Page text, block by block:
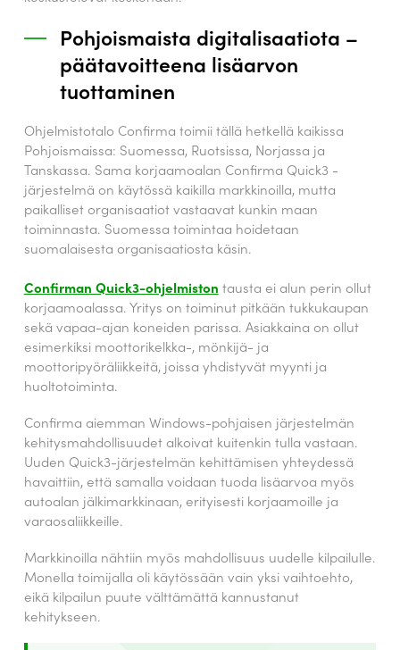
Pohjoismaista digitalisaatiota –
päätavoitteena lisäarvon
tuottaminen
Ohjelmistotalo Confirma toimii tällä hetkellä kaikissa
Pohjoismaissa: Suomessa, Ruotsissa, Norjassa ja
Tanskassa. Sama korjaamoalan Confirma Quick3 -
järjestelmä on käytössä kaikilla markkinoilla, mutta
paikalliset organisaatiot vastaavat kunkin maan
toiminnasta. Suomessa toimintaa hoidetaan
suomalaisesta organisaatiosta käsin.
Confirman Quick3-ohjelmiston tausta ei alun perin ollut
korjaamoalassa. Yritys on toiminut pitkään tukkukaupan
sekä vapaa-ajan koneiden parissa. Asiakkaina on ollut
esimerkiksi moottorikelkka-, mönkijä- ja
moottoripyöräliikkeitä, joissa yhdistyvät myynti ja
huoltotoiminta.
Confirma aiemman Windows-pohjaisen järjestelmän
kehitysmahdollisuudet alkoivat kuitenkin tulla vastaan.
Uuden Quick3-järjestelmän kehittämisen yhteydessä
havaittiin, että samalla voidaan tuoda lisäarvoa myös
autoalan jälkimarkkinaan, erityisesti korjaamoille ja
varaosaliikkeille.
Markkinoilla nähtiin myös mahdollisuus uudelle kilpailulle.
Monella toimijalla oli käytössään vain yksi vaihtoehto,
eikä kilpailun puute välttämättä kannustanut
kehitykseen.